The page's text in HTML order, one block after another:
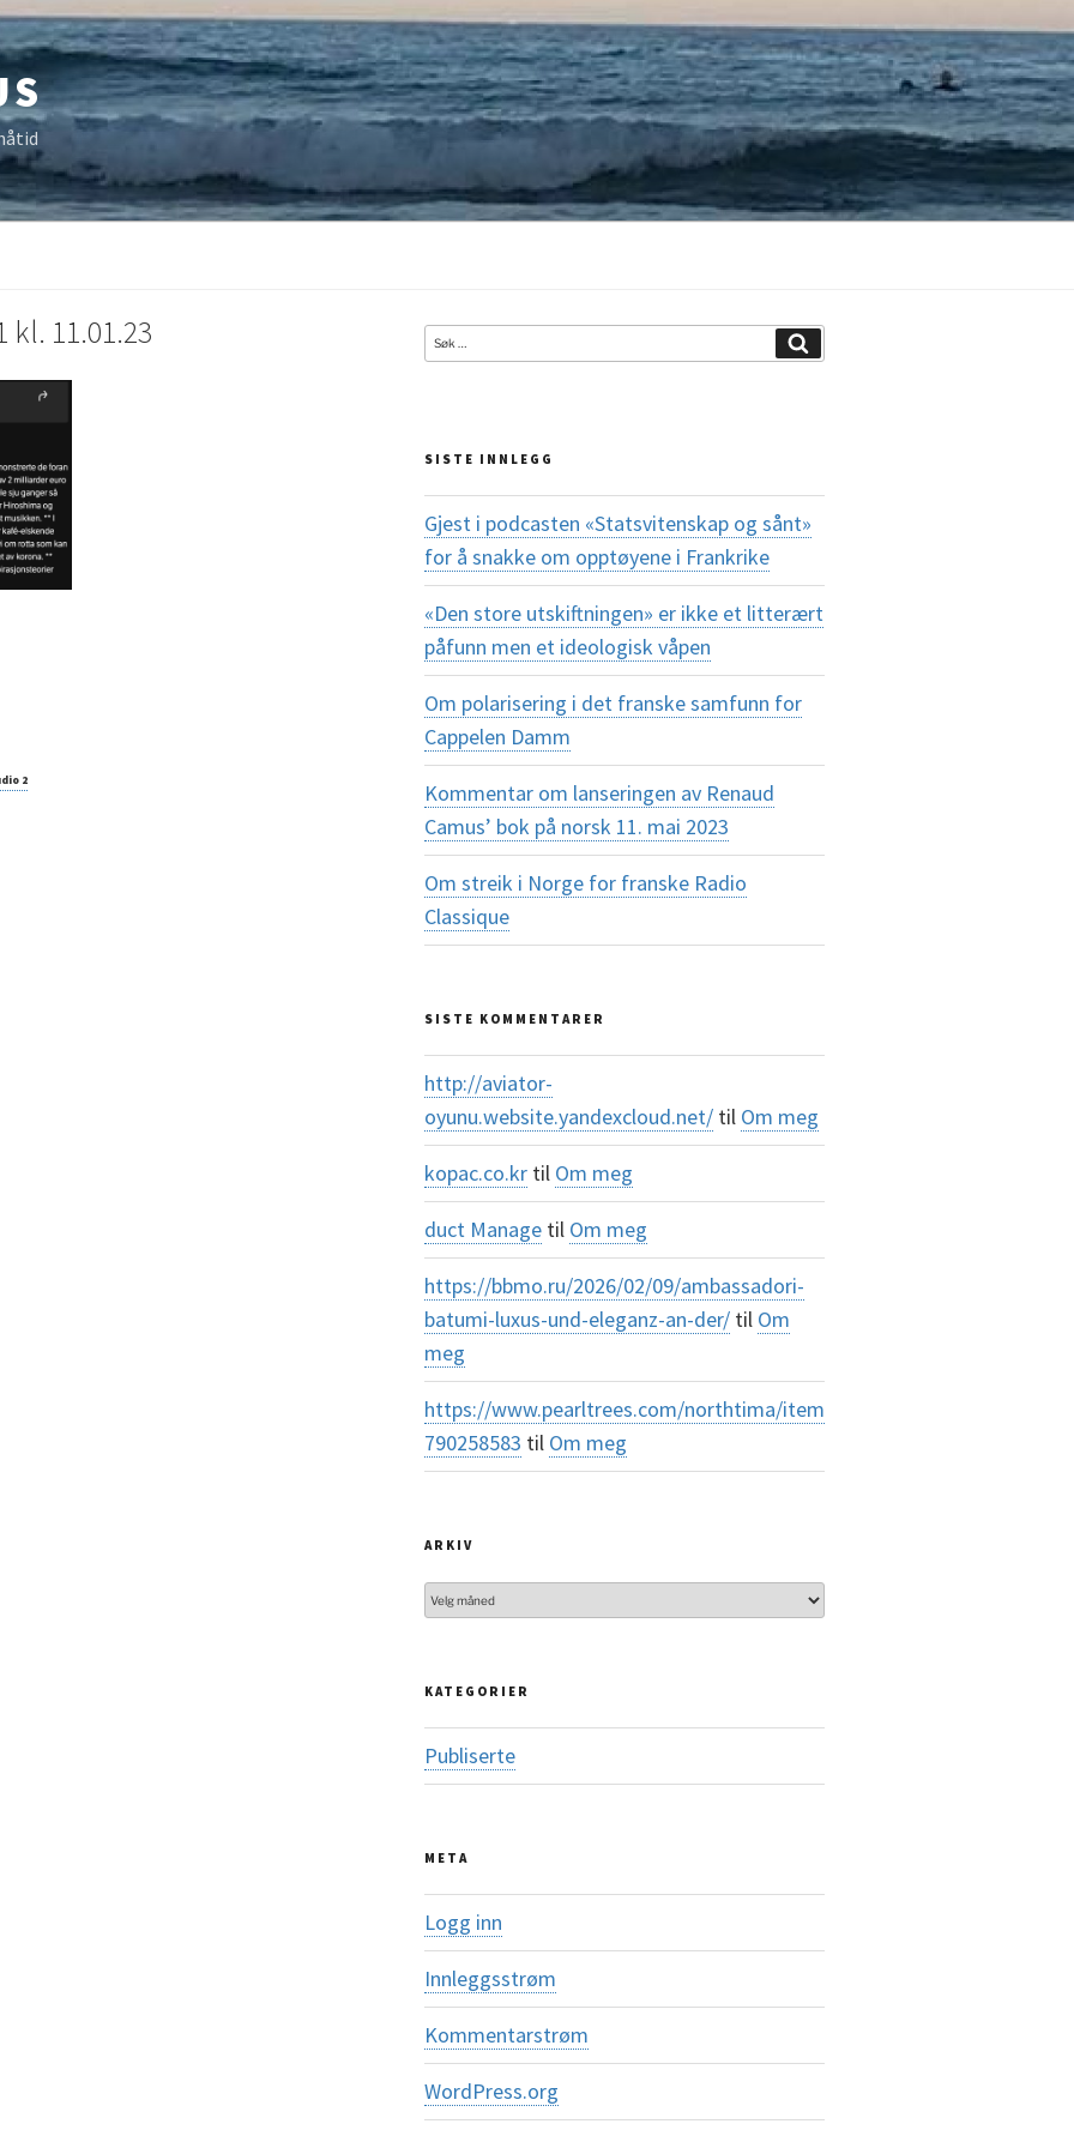
11.01.23
2
Søk
SISTE INNLEGG
Gjest i podcasten «Statsvitenskap og sånt»
for å snakke om opptøyene i Frankrike
«Den store utskiftningen» er ikke et litterært
påfunn men et ideologisk våpen
Om polarisering i det franske samfunn for
Cappelen Damm
Kommentar om lanseringen av Renaud
Camus’ bok på norsk 11. mai 2023
Om streik i Norge for franske Radio
Classique
SISTE KOMMENTARER
http://aviator-
oyunu.website.yandexcloud.net/til Om meg
kopac.co.krtil Om meg
duct Managetil Om meg
https://bbmo.ru/2026/02/09/ambassadori-
batumi-luxus-und-eleganz-an-der/til Om
meg
https://www.pearltrees.com/northtima/item
790258583 til Om meg
ARKIV
Arkiv
KATEGORIER
Publiserte
META
Logg inn
Innleggsstrøm
Kommentarstrøm
WordPress.org